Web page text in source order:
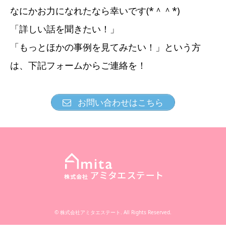
なにかお力になれたなら幸いです(*＾＾*)
「詳しい話を聞きたい！」
「もっとほかの事例を見てみたい！」という方
は、下記フォームからご連絡を！
お問い合わせはこちら
© 株式会社アミタエステート . All Rights Reserved.